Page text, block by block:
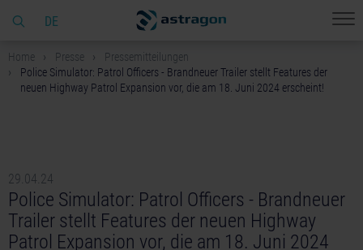
DE
Home Presse
Pressemitteilungen
Police Simulator: Patrol Officers - Brandneuer Trailer stellt Features der
neuen Highway Patrol Expansion vor, die am 18. Juni 2024 erscheint!
29.04.24
Police Simulator: Patrol Officers - Brandneuer
Trailer stellt Features der neuen Highway
Patrol Expansion vor, die am 18. Juni 2024